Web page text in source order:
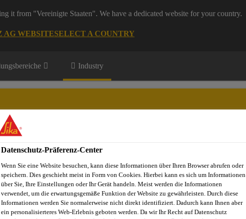
it from "Vereinigte Staaten". We have a dedicated website for your country.
AG WEBSITESELECT A COUNTRY
Industry
Aftermarket / Fahrzeugreparatur
Datenschutz-Präferenz-Center
Wenn Sie eine Website besuchen, kann diese Informationen über Ihren Browser abrufen oder
speichern. Dies geschieht meist in Form von Cookies. Hierbei kann es sich um Informationen
über Sie, Ihre Einstellungen oder Ihr Gerät handeln. Meist werden die Informationen
verwendet, um die erwartungsgemäße Funktion der Website zu gewährleisten. Durch diese
Informationen werden Sie normalerweise nicht direkt identifiziert. Dadurch kann Ihnen aber
ein personalisierteres Web-Erlebnis geboten werden. Da wir Ihr Recht auf Datenschutz